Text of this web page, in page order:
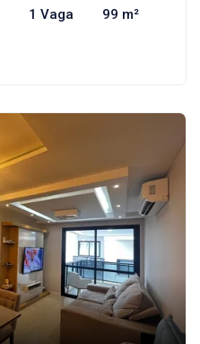
1 Vaga 99 m²